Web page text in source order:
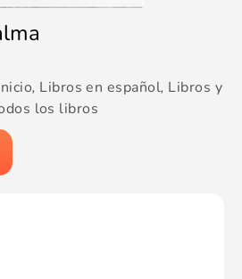
, Libros en español, Libros y
los libros